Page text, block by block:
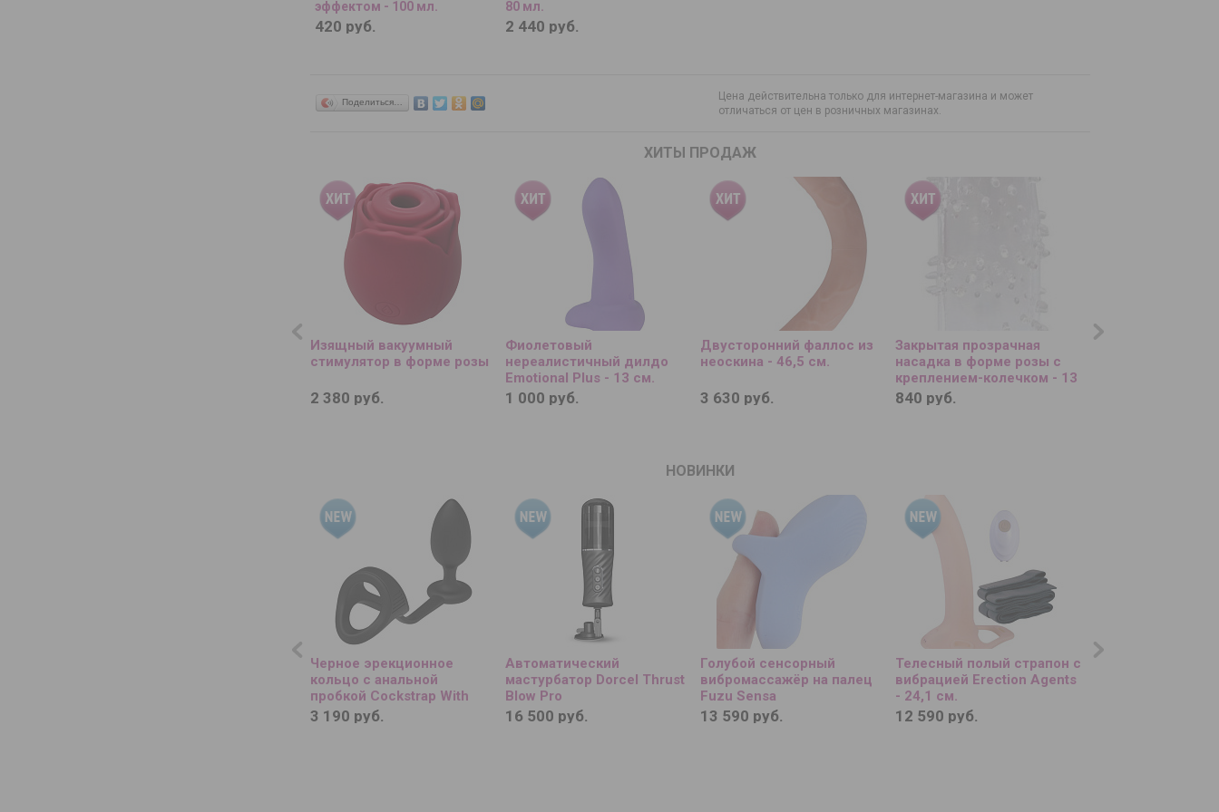
эффектом - 100 мл.
420 руб.
80 мл.
2 440 руб.
Поделиться…
Цена действительна только для интернет-магазина и может
отличаться от цен в розничных магазинах.
ХИТЫ ПРОДАЖ
Изящный вакуумный
стимулятор в форме розы
2 380 руб.
Фиолетовый
нереалистичный дилдо
Emotional Plus - 13 см.
1 000 руб.
Двусторонний фаллос из
неоскина - 46,5 см.
3 630 руб.
Закрытая прозрачная
насадка в форме розы с
креплением-колечком - 13
см.
840 руб.
Бордовое
НОВИНКИ
Черное эрекционное
кольцо с анальной
пробкой Cockstrap With
Anal Plug
3 190 руб.
Автоматический
мастурбатор Dorcel Thrust
Blow Pro
16 500 руб.
Голубой сенсорный
вибромассажёр на палец
Fuzu Sensa
13 590 руб.
Телесный полый страпон с
вибрацией Erection Agents
- 24,1 см.
12 590 руб.
Розовая глухая